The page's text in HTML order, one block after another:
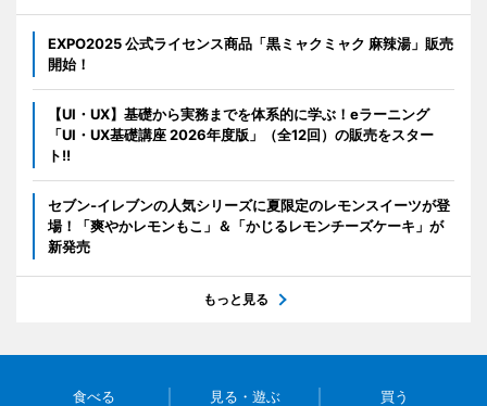
EXPO2025 公式ライセンス商品「黒ミャクミャク 麻辣湯」販売
開始！
【UI・UX】基礎から実務までを体系的に学ぶ！eラーニング
「UI・UX基礎講座 2026年度版」（全12回）の販売をスター
ト!!
セブン‐イレブンの人気シリーズに夏限定のレモンスイーツが登
場！「爽やかレモンもこ」＆「かじるレモンチーズケーキ」が
新発売
もっと見る
食べる 見る・遊ぶ 買う